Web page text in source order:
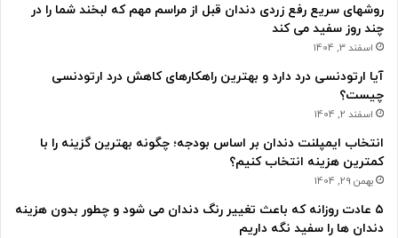
روشهای سریع رفع زردی دندان قبل از مراسم مهم که لبخند شما را در
چند روز سفید می کند
اسفند 3, 1404
آیا ارتودنسی درد دارد و بهترین راهکارهای کاهش درد ارتودنسی
چیست؟
اسفند 2, 1404
انتخاب ایمپلنت دندان بر اساس بودجه؛ چگونه بهترین گزینه را با
کمترین هزینه انتخاب کنیم؟
بهمن 29, 1404
۵ عادت روزانه که باعث تغییر رنگ دندان می شود و چطور بدون هزینه
دندان ها را سفید نگه داریم